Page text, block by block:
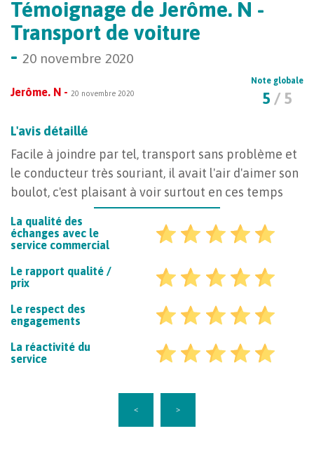
Témoignage de Jerôme. N -
Transport de voiture
- 20 novembre 2020
Jerôme. N - 20 novembre 2020
Note globale
5 / 5
L'avis détaillé
Facile à joindre par tel, transport sans problème et
le conducteur très souriant, il avait l'air d'aimer son
boulot, c'est plaisant à voir surtout en ces temps
La qualité des
échanges avec le
service commercial
Le rapport qualité /
prix
Le respect des
engagements
La réactivité du
service
< >